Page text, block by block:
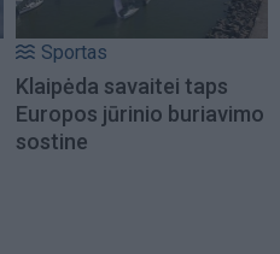
Sportas
Klaipėda savaitei taps
Europos jūrinio buriavimo
sostine